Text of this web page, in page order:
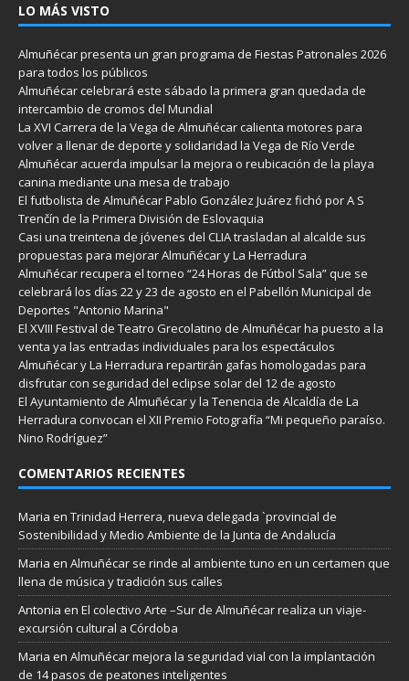
LO MÁS VISTO
Almuñécar presenta un gran programa de Fiestas Patronales 2026
para todos los públicos
Almuñécar celebrará este sábado la primera gran quedada de
intercambio de cromos del Mundial
La XVI Carrera de la Vega de Almuñécar calienta motores para
volver a llenar de deporte y solidaridad la Vega de Río Verde
Almuñécar acuerda impulsar la mejora o reubicación de la playa
canina mediante una mesa de trabajo
El futbolista de Almuñécar Pablo González Juárez fichó por A S
Trenčín de la Primera División de Eslovaquia
Casi una treintena de jóvenes del CLIA trasladan al alcalde sus
propuestas para mejorar Almuñécar y La Herradura
Almuñécar recupera el torneo “24 Horas de Fútbol Sala” que se
celebrará los días 22 y 23 de agosto en el Pabellón Municipal de
Deportes "Antonio Marina"
El XVIII Festival de Teatro Grecolatino de Almuñécar ha puesto a la
venta ya las entradas individuales para los espectáculos
Almuñécar y La Herradura repartirán gafas homologadas para
disfrutar con seguridad del eclipse solar del 12 de agosto
El Ayuntamiento de Almuñécar y la Tenencia de Alcaldía de La
Herradura convocan el XII Premio Fotografía “Mi pequeño paraíso.
Nino Rodríguez”
COMENTARIOS RECIENTES
Maria en Trinidad Herrera, nueva delegada `provincial de
Sostenibilidad y Medio Ambiente de la Junta de Andalucía
Maria en Almuñécar se rinde al ambiente tuno en un certamen que
llena de música y tradición sus calles
Antonia en El colectivo Arte –Sur de Almuñécar realiza un viaje-
excursión cultural a Córdoba
Maria en Almuñécar mejora la seguridad vial con la implantación
de 14 pasos de peatones inteligentes